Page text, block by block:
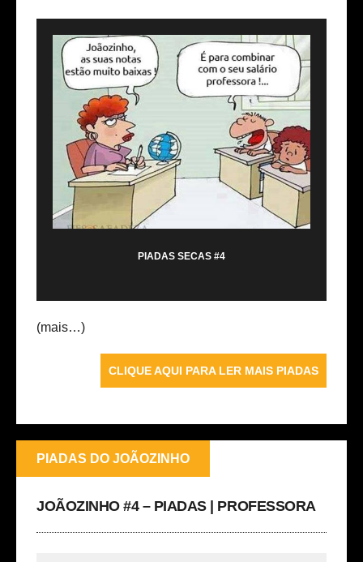
PIADAS SECAS #4
(mais…)
CLIQUE AQUI PARA LER MAIS PIADAS
PIADAS DO JOÃOZINHO
JOÃOZINHO #4 – PIADAS | PROFESSORA